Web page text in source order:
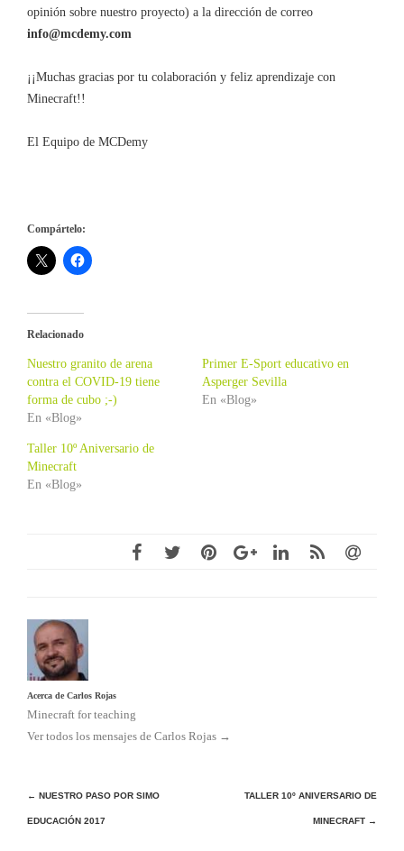
opinión sobre nuestro proyecto) a la dirección de correo
info@mcdemy.com
¡¡Muchas gracias por tu colaboración y feliz aprendizaje con
Minecraft!!
El Equipo de MCDemy
Compártelo:
Relacionado
Nuestro granito de arena
contra el COVID-19 tiene
forma de cubo ;-)
En «Blog»
Primer E-Sport educativo en
Asperger Sevilla
En «Blog»
Taller 10º Aniversario de
Minecraft
En «Blog»
Acerca de Carlos Rojas
Minecraft for teaching
Ver todos los mensajes de Carlos Rojas →
Navegación
entradas
← NUESTRO PASO POR SIMO
EDUCACIÓN 2017
TALLER 10º ANIVERSARIO DE
MINECRAFT →